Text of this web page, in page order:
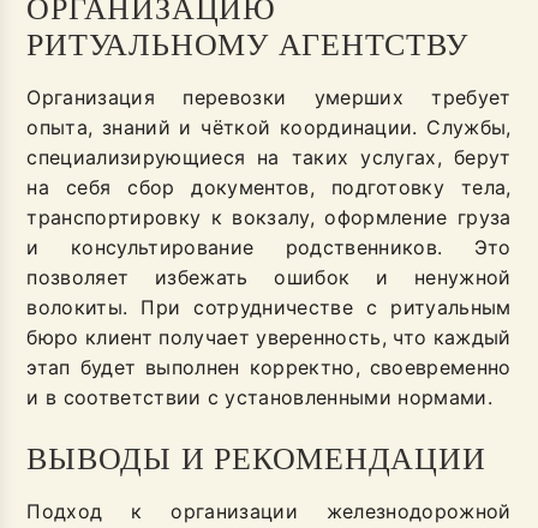
ОРГАНИЗАЦИЮ
РИТУАЛЬНОМУ АГЕНТСТВУ
Организация перевозки умерших требует
опыта, знаний и чёткой координации. Службы,
специализирующиеся на таких услугах, берут
на себя сбор документов, подготовку тела,
транспортировку к вокзалу, оформление груза
и консультирование родственников. Это
позволяет избежать ошибок и ненужной
волокиты. При сотрудничестве с ритуальным
бюро клиент получает уверенность, что каждый
этап будет выполнен корректно, своевременно
и в соответствии с установленными нормами.
ВЫВОДЫ И РЕКОМЕНДАЦИИ
Подход к организации железнодорожной